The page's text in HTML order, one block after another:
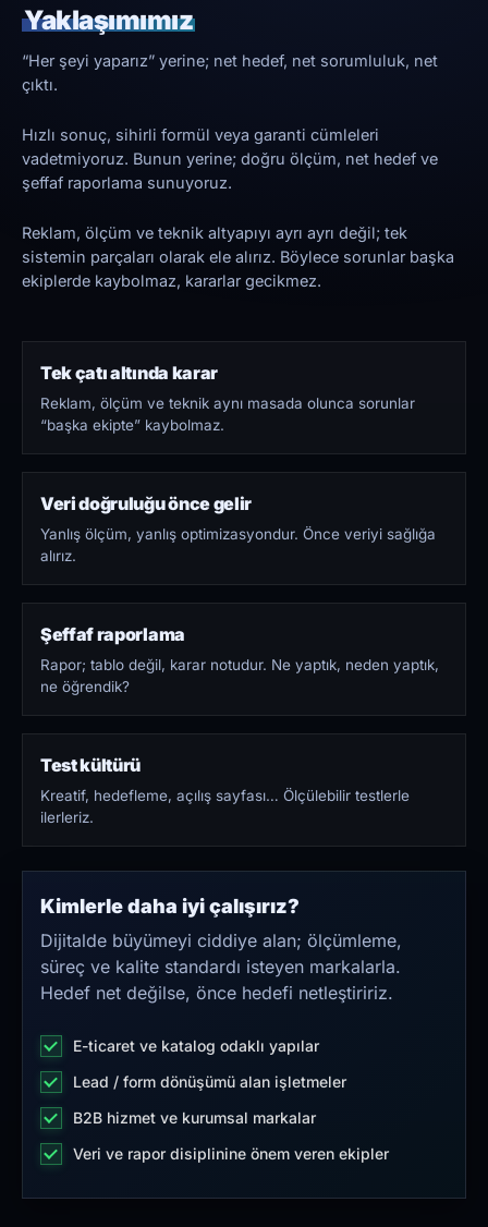
Yaklaşımımız
“Her şeyi yaparız” yerine; net hedef, net sorumluluk, net
çıktı.
Hızlı sonuç, sihirli formül veya garanti cümleleri
vadetmiyoruz. Bunun yerine; doğru ölçüm, net hedef ve
şeffaf raporlama sunuyoruz.
Reklam, ölçüm ve teknik altyapıyı ayrı ayrı değil; tek
sistemin parçaları olarak ele alırız. Böylece sorunlar başka
ekiplerde kaybolmaz, kararlar gecikmez.
Tek çatı altında karar
Reklam, ölçüm ve teknik aynı masada olunca sorunlar
“başka ekipte” kaybolmaz.
Veri doğruluğu önce gelir
Yanlış ölçüm, yanlış optimizasyondur. Önce veriyi sağlığa
alırız.
Şeffaf raporlama
Rapor; tablo değil, karar notudur. Ne yaptık, neden yaptık,
ne öğrendik?
Test kültürü
Kreatif, hedefleme, açılış sayfası… Ölçülebilir testlerle
ilerleriz.
Kimlerle daha iyi çalışırız?
Dijitalde büyümeyi ciddiye alan; ölçümleme,
süreç ve kalite standardı isteyen markalarla.
Hedef net değilse, önce hedefi netleştiririz.
E-ticaret ve katalog odaklı yapılar
Lead / form dönüşümü alan işletmeler
B2B hizmet ve kurumsal markalar
Veri ve rapor disiplinine önem veren ekipler